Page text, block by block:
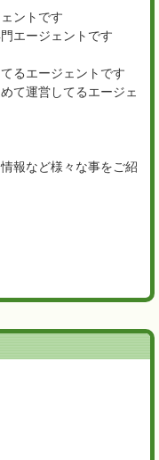
ントです
エージェントです
るエージェントです
て運営してるエージェ
報など様々な事をご紹